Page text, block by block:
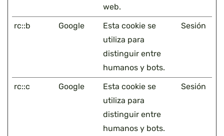
web.
rc::b Google
Esta cookie se
utiliza para
distinguir entre
humanos y bots.
Sesión
rc::c Google
Esta cookie se
utiliza para
distinguir entre
humanos y bots.
Sesión